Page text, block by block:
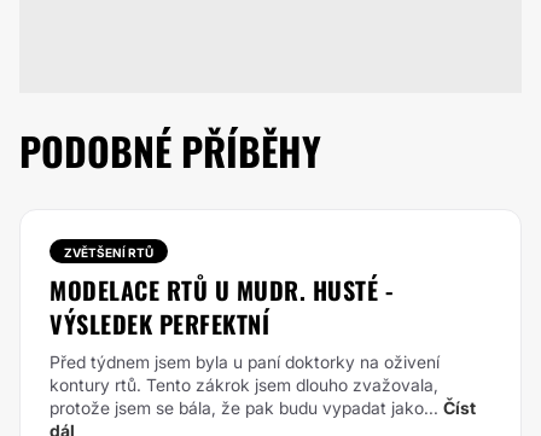
PODOBNÉ PŘÍBĚHY
ZVĚTŠENÍ RTŮ
MODELACE RTŮ U MUDR. HUSTÉ -
VÝSLEDEK PERFEKTNÍ
Před týdnem jsem byla u paní doktorky na oživení
kontury rtů. Tento zákrok jsem dlouho zvažovala,
protože jsem se bála, že pak budu vypadat jako... Číst
dál